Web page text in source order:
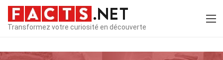
Transformez votre curiosité en découverte